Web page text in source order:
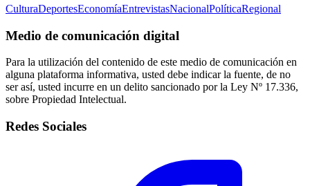
CulturaDeportesEconomíaEntrevistasNacionalPolíticaRegional
Medio de comunicación digital
Para la utilización del contenido de este medio de comunicación en
alguna plataforma informativa, usted debe indicar la fuente, de no
ser así, usted incurre en un delito sancionado por la Ley Nº 17.336,
sobre Propiedad Intelectual.
Redes Sociales